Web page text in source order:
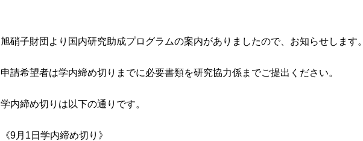
旭硝子財団より国内研究助成プログラムの案内がありましたので、お知らせします。
申請希望者は学内締め切りまでに必要書類を研究協力係までご提出ください。
学内締め切りは以下の通りです。
《9月1日学内締め切り》